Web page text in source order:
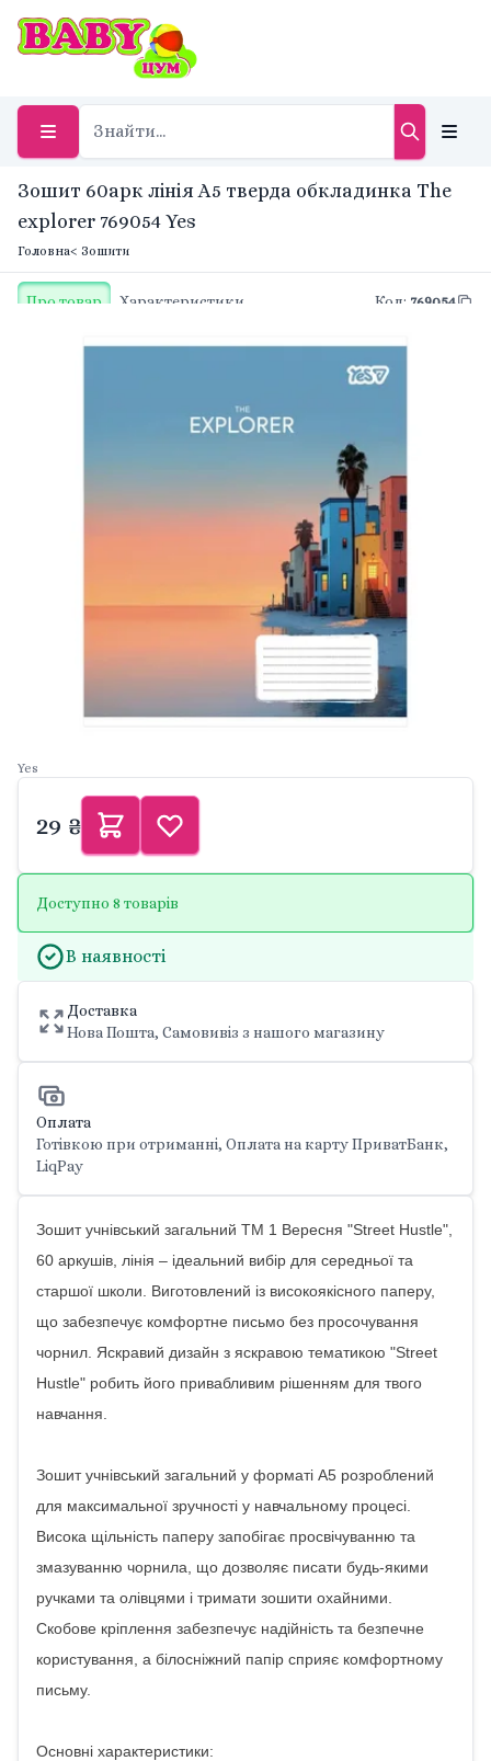
Зошит 60арк лінія A5 тверда обкладинка The
explorer 769054 Yes
Головна< Зошити
Про товар Характеристики Код: 769054
Yes
29 ₴
Доступно 8 товарів
В наявності
Доставка
Нова Пошта, Самовивіз з нашого магазину
Оплата
Готівкою при отриманні, Оплата на карту ПриватБанк,
LiqPay
Зошит учнівський загальний ТМ 1 Вересня "Street Hustle",
60 аркушів, лінія – ідеальний вибір для середньої та
старшої школи. Виготовлений із високоякісного паперу,
що забезпечує комфортне письмо без просочування
чорнил. Яскравий дизайн з яскравою тематикою "Street
Hustle" робить його привабливим рішенням для твого
навчання.
Зошит учнівський загальний у форматі А5 розроблений
для максимальної зручності у навчальному процесі.
Висока щільність паперу запобігає просвічуванню та
змазуванню чорнила, що дозволяє писати будь-якими
ручками та олівцями і тримати зошити охайними.
Скобове кріплення забезпечує надійність та безпечне
користування, а білосніжний папір сприяє комфортному
письму.
Основні характеристики: